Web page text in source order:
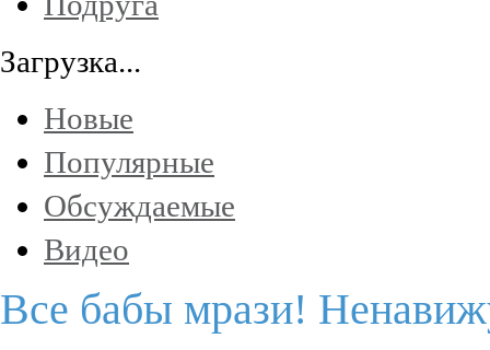
Загрузка...
Новые
Популярные
Обсуждаемые
Видео
Все бабы мрази!